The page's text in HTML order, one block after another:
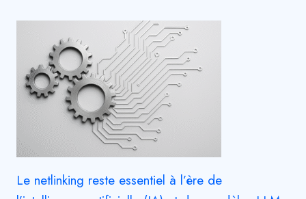
Le netlinking reste essentiel à l’ère de